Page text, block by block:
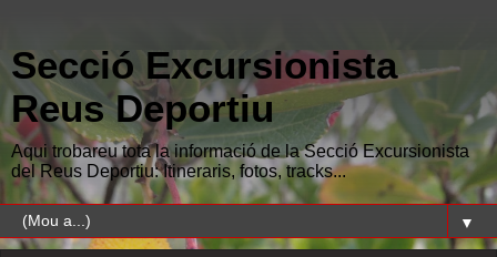
Secció Excursionista
Reus Deportiu
Aqui trobareu tota la informació de la Secció Excursionista
del Reus Deportiu: Itineraris, fotos, tracks...
▼